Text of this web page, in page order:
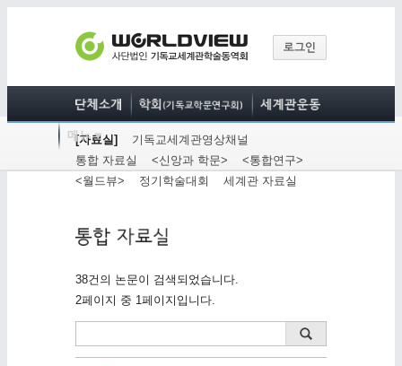
[자료실]
기독교세계관영상채널
통합 자료실
<신앙과 학문>
<통합연구>
<월드뷰>
정기학술대회 세계관 자료실
38건의 논문이 검색되었습니다.
2페이지 중 1페이지입니다.